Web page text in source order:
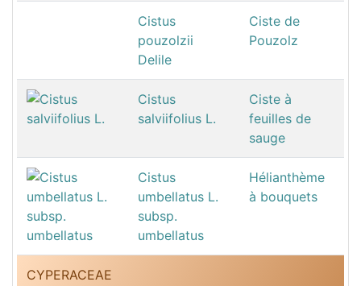
Cistus
pouzolzii
Delile
Ciste de
Pouzolz
Cistus
salviifolius L.
Ciste à
feuilles de
sauge
Cistus
umbellatus L.
subsp.
umbellatus
Hélianthème
à bouquets
CYPERACEAE